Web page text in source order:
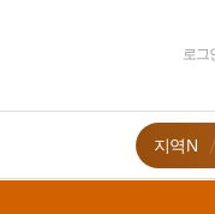
로그
지역N